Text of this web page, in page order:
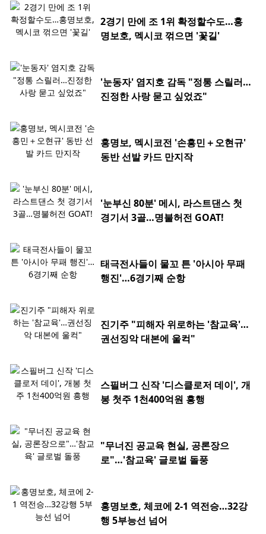
2경기 만에 조 1위 확정할수도…홍
명보호, 멕시코 꺾으면 '꽃길'
'눈동자' 염지호 감독 "정통 스릴러…
진정한 사랑 묻고 싶었죠"
홍명보, 멕시코전 '손흥민＋오현규'
동반 선발 카드 만지작
'눈부신 80분' 메시, 라스트댄스 첫
경기서 3골…명불허전 GOAT!
태극전사들이 물꼬 튼 '아시아 무패
행진'…6경기째 순항
진기주 "피해자 위로하는 '참교육'…
권선징악 대본에 울컥"
스필버그 신작 '디스클로저 데이', 개
봉 첫주 1천400억원 흥행
"무너진 공교육 현실, 공론장으
로"…'참교육' 글로벌 돌풍
홍명보호, 체코에 2-1 역전승…32강
행 5부능선 넘어